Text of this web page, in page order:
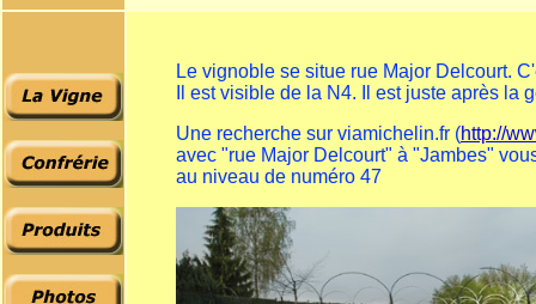
Le vignoble se situe rue Major Delcourt.
Il est visible de la N4. Il est juste après la
Une recherche sur viamichelin.fr (http://
avec "rue Major Delcourt" à "Jambes"
au niveau de numéro 47